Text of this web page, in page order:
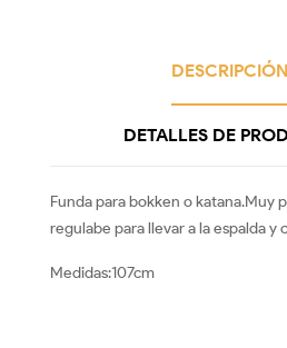
DESCRIPCIÓN
DETALLES DE
Funda para bokken o katana.Muy
regulabe para llevar a la espalda y
Medidas:107cm